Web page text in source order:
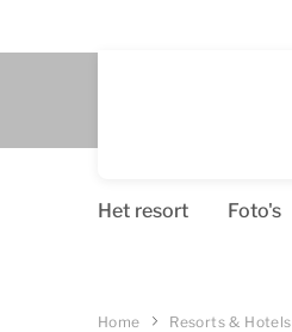
Het resort Foto's
Home Resorts & Hotels